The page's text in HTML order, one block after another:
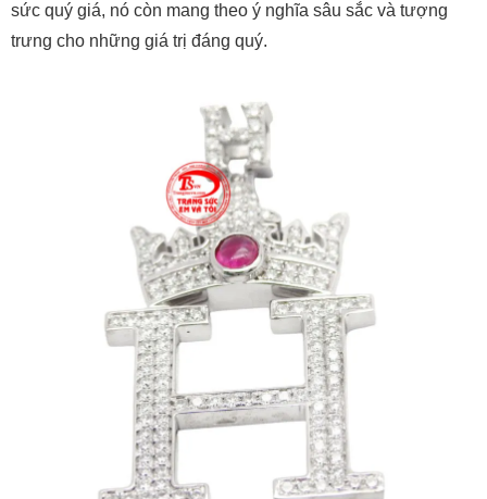
sức quý giá, nó còn mang theo ý nghĩa sâu sắc và tượng
trưng cho những giá trị đáng quý.